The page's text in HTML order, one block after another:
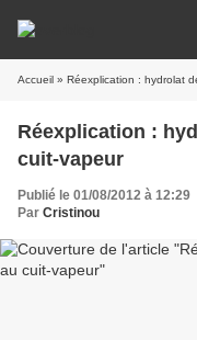
Accueil » Réexplication : hydrolat
Réexplication :
cuit-vapeur
Publié le 01/08/2012 à 12:29
Par Cristinou